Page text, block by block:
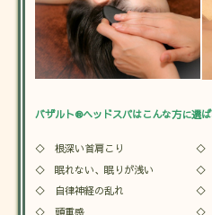
バザルト®ヘッドスパはこんな方に選
◇ 根深い首肩こり
◇ 眠れない、眠りが浅い
◇ 自律神経の乱れ
◇ 頭重感
◇
◇
◇
◇